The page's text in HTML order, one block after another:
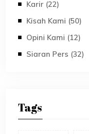
Karir (22)
Kisah Kami (50)
Opini Kami (12)
Siaran Pers (32)
Tags